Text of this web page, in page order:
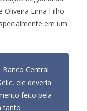
Oliveira Lima Filho
em um
Central
ele deveria
feito pela
tanto